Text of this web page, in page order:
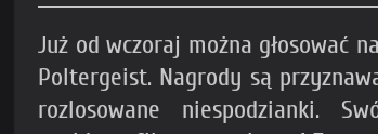
Już od wczoraj można
Poltergeist. Nagrody są
rozlosowane niespodzianki.